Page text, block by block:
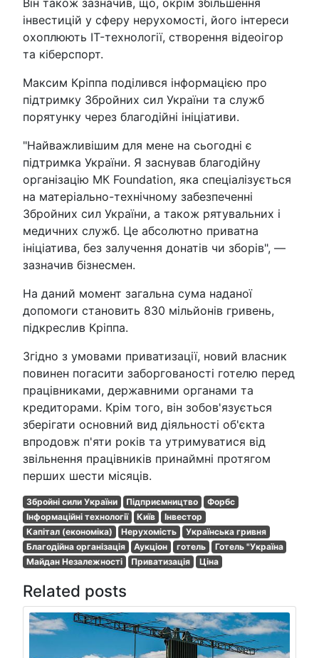
інвестицій у сферу нерухомості, його інтереси
охоплюють IT-технології, створення відеоігор
та кіберспорт.
Максим Кріппа поділився інформацією про
підтримку Збройних сил України та служб
порятунку через благодійні ініціативи.
"Найважливішим для мене на сьогодні є
підтримка України. Я заснував благодійну
організацію МК Foundation, яка спеціалізується
на матеріально-технічному забезпеченні
Збройних сил України, а також рятувальних і
медичних служб. Це абсолютно приватна
ініціатива, без залучення донатів чи зборів", —
зазначив бізнесмен.
На даний момент загальна сума наданої
допомоги становить 830 мільйонів гривень,
підкреслив Кріппа.
Згідно з умовами приватизації, новий власник
повинен погасити заборгованості готелю перед
працівниками, державними органами та
кредиторами. Крім того, він зобов'язується
зберігати основний вид діяльності об'єкта
впродовж п'яти років та утримуватися від
звільнення працівників принаймні протягом
перших шести місяців.
Збройні сили України Підприємництво
Форбс
Інформаційні технології
Київ
Інвестор
Капітал (економіка)
Нерухомість
Українська гривня
Благодійна організація
Аукціон готель
Готель "Україна
Майдан Незалежності
Приватизація Ціна
Related posts